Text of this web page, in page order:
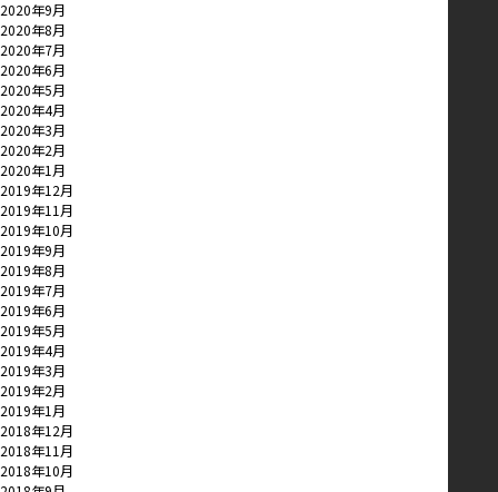
2020年9月
2020年8月
2020年7月
2020年6月
2020年5月
2020年4月
2020年3月
2020年2月
2020年1月
2019年12月
2019年11月
2019年10月
2019年9月
2019年8月
2019年7月
2019年6月
2019年5月
2019年4月
2019年3月
2019年2月
2019年1月
2018年12月
2018年11月
2018年10月